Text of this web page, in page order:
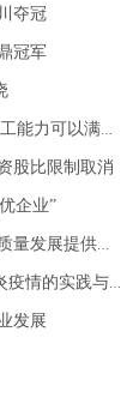
夺冠
冠军
亿人2天的需要
股比限制取消
企业”
提供人才保障
实践与经验》
发展